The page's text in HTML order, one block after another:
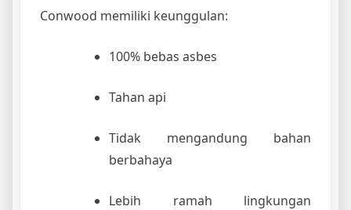
Conwood memiliki keunggulan:
100% bebas asbes
Tahan api
Tidak mengandung bahan
berbahaya
Lebih ramah lingkungan